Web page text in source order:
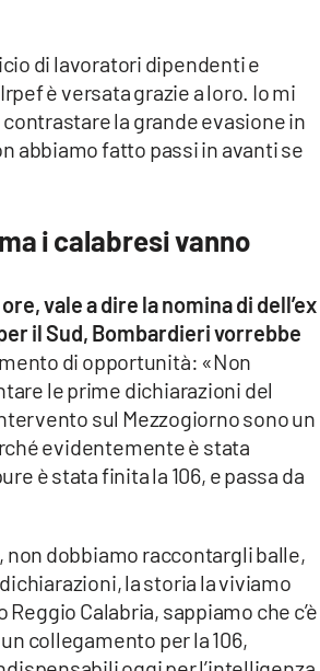
di lavoratori dipendenti e
è versata grazie a loro. Io mi
la grande evasione in
abbiamo fatto passi in avanti se
i calabresi vanno
vale a dire la nomina di dell’ex
il Sud, Bombardieri vorrebbe
di opportunità: «Non
le prime dichiarazioni del
sul Mezzogiorno sono un
evidentemente è stata
è stata finita la 106, e passa da
non dobbiamo raccontargli balle,
la storia la viviamo
Calabria, sappiamo che c’è
collegamento per la 106,